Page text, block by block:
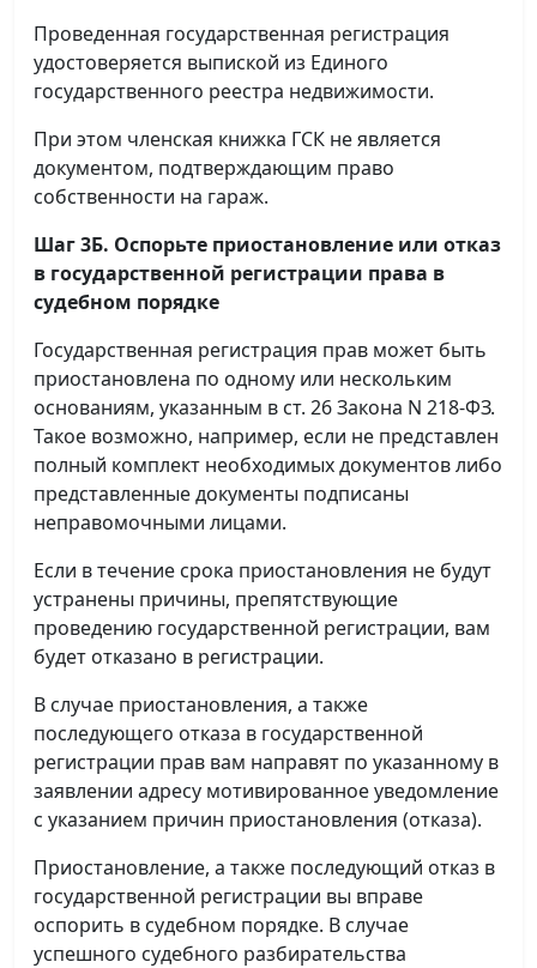
Проведенная государственная регистрация
удостоверяется выпиской из Единого
государственного реестра недвижимости.
При этом членская книжка ГСК не является
документом, подтверждающим право
собственности на гараж.
Шаг 3Б. Оспорьте приостановление или отказ
в государственной регистрации права в
судебном порядке
Государственная регистрация прав может быть
приостановлена по одному или нескольким
основаниям, указанным в ст. 26 Закона N 218-ФЗ.
Такое возможно, например, если не представлен
полный комплект необходимых документов либо
представленные документы подписаны
неправомочными лицами.
Если в течение срока приостановления не будут
устранены причины, препятствующие
проведению государственной регистрации, вам
будет отказано в регистрации.
В случае приостановления, а также
последующего отказа в государственной
регистрации прав вам направят по указанному в
заявлении адресу мотивированное уведомление
с указанием причин приостановления (отказа).
Приостановление, а также последующий отказ в
государственной регистрации вы вправе
оспорить в судебном порядке. В случае
успешного судебного разбирательства